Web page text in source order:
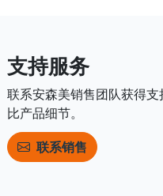
支持服务
联系安森美销售团队获得
比产品细节。
联系销售